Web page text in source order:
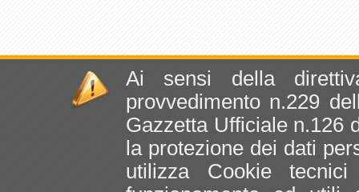
Ai sensi della
provvedimento n.229
Gazzetta Ufficiale n.126
la protezione dei dati
utilizza Cookie